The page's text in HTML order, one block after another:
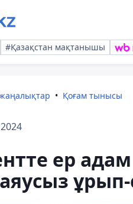
#Қазақстан мақтанышы
Қоғам тынысы
ер